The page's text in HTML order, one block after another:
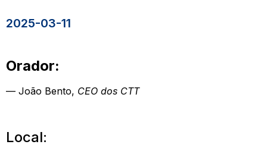
2025-03-11
Orador:
— João Bento, CEO dos CTT
Local: